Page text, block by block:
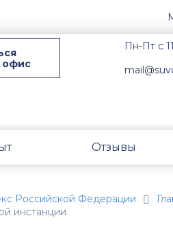
офис
Пн-Пт с
Отзывы
Российской Федерации
инстанции